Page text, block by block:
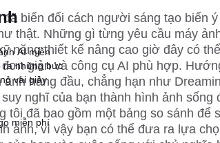
biến đổi cách người sáng tạo biến
thật. Những gì từng yêu cầu máy
năng thiết kế nâng cao giờ đây có
giản và công cụ AI phù hợp.
ảnh hàng đầu, chẳng hạn như
nghĩ của bạn thành hình ảnh sống
tôi đã bao gồm một bảng so sánh để
ảnh, vì vậy bạn có thể đưa ra lựa
AI miễn
ra những bức
vài giây
miễn phí